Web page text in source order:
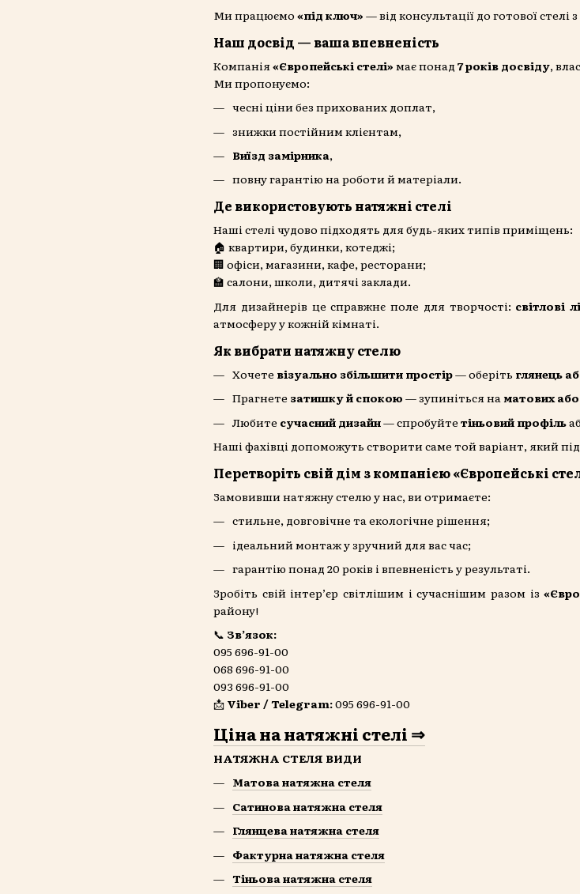
Ми працюємо «під ключ» — від консультації до готової стелі з
Наш досвід — ваша впевненість
Компанія«Європейські стелі» має понад 7 років досвіду,
Ми пропонуємо:
чесні ціни без прихованих доплат,
знижки постійним клієнтам,
Виїзд замірника,
повну гарантію на роботи й матеріали.
Де використовують натяжні стелі
Наші стелі чудово підходять для будь-яких типів приміщень:
🏠 квартири, будинки, котеджі;
🏢 офіси, магазини, кафе, ресторани;
🏫 салони, школи, дитячі заклади.
Для дизайнерів це справжнє поле для творчості: світлові
атмосферу у кожній кімнаті.
Як вибрати натяжну стелю
Хочете візуально збільшити простір— оберіть глянець
Прагнете затишку й спокою — зупиніться на матових
Любите сучасний дизайн— спробуйте тіньовий профіль
Наші фахівці допоможуть створити саме той варіант, який
Перетворіть свій дім з компанією «Європейські
Замовивши натяжну стелю у нас, ви отримаєте:
стильне, довговічне та екологічне рішення;
ідеальний монтаж у зручний для вас час;
гарантію понад 20 років і впевненість у результаті.
Зробіть свій інтер’єр світлішим і сучаснішим разом із
району!
📞 Зв’язок:
095 696-91-00
068 696-91-00
093 696-91-00
📩 Viber / Telegram:095 696-91-00
Ціна нанатяжні стелі ⇒
НАТЯЖНА СТЕЛЯ ВИДИ
Матова натяжна стеля
Сатинова натяжна стеля
Глянцева натяжна стеля
Фактурна натяжна стеля
Тіньова натяжна стеля